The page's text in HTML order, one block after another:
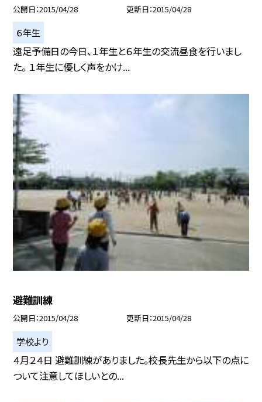
公開日 2015/04/28 更新日 2015/04/28
６年生
遠足予備日の今日、１年生と６年生の交流昼食を行いまし
た。 １年生に優しく声をかけ...
避難訓練
公開日 2015/04/28 更新日 2015/04/28
学校より
４月２４日 避難訓練がありました。校長先生から以下の点に
ついて注意してほしいとの...